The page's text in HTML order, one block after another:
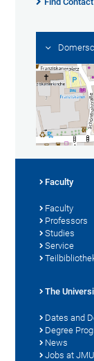
Faculty
Faculty
Professors
Studies
Service
The
Dates and
Degree
News
Jobs at JMU